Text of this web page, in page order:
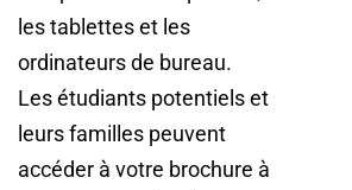
les tablettes et les
ordinateurs de bureau.
Les étudiants potentiels et
leurs familles peuvent
accéder à votre brochure à